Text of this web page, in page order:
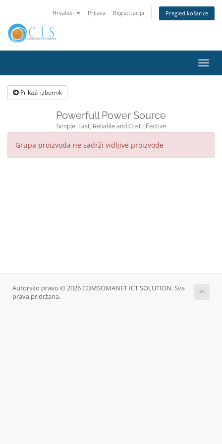
Hrvatski Prijava Registtracija Pregled košarice
Prikaži izbornik
Powerfull Power Source
Simple, Fast, Reliable and Cost Effective
Grupa proizvoda ne sadrži vidljive proizvode
Autorsko pravo © 2026 COMSOMANET ICT SOLUTION. Sva
prava pridržana.